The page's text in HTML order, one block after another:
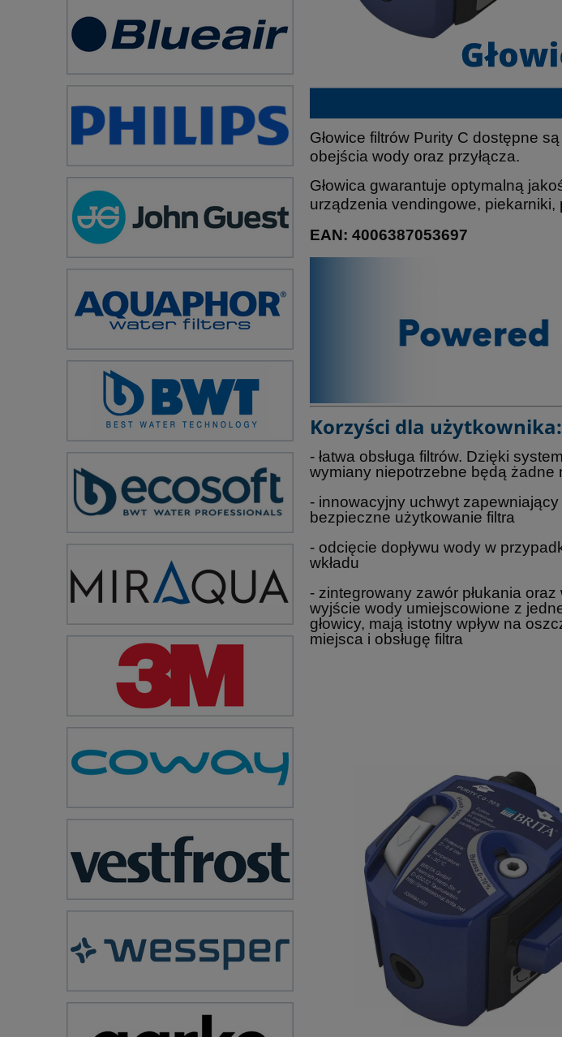
Głowice filtrów Purity C dostępne
obejścia wody oraz przyłącza.
Głowica gwarantuje optymalną
urządzenia vendingowe, piekarniki,
EAN: 4006387053697
Korzyści dla użytkownika:
- łatwa obsługa filtrów. Dzięki
wymiany niepotrzebne będą żadne
- innowacyjny uchwyt
bezpieczne użytkowanie filtra
- odcięcie dopływu wody w
wkładu
- zintegrowany zawór płukania oraz
wyjście wody umiejscowione z
głowicy, mają istotny wpływ na
miejsca i obsługę filtra